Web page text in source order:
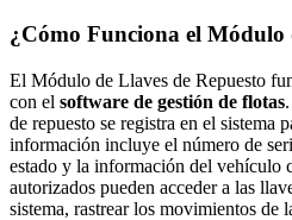
¿Cómo Funciona el Módulo
El Módulo de Llaves de Repuesto
con el software de gestión de flotas
de repuesto se registra en el sistema
información incluye el número de
estado y la información del vehículo
autorizados pueden acceder a las
sistema, rastrear los movimientos de